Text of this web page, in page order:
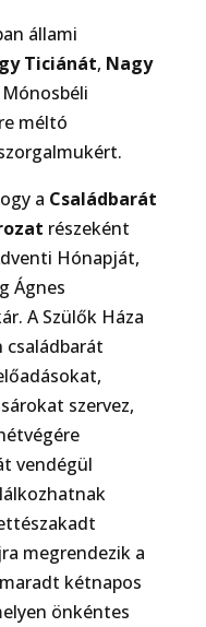
állami
Ticiánát, Nagy
Mónosbéli
méltó
a Családbarát
részeként
Hónapját,
Ágnes
A Szülők Háza
családbarát
szervez,
vendégül
megrendezik a
kétnapos
önkéntes